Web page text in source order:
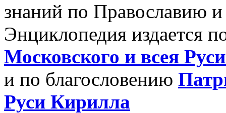
знаний по Православию
Энциклопедия издается
Московского и всея
и по благословению
Руси Кирилла